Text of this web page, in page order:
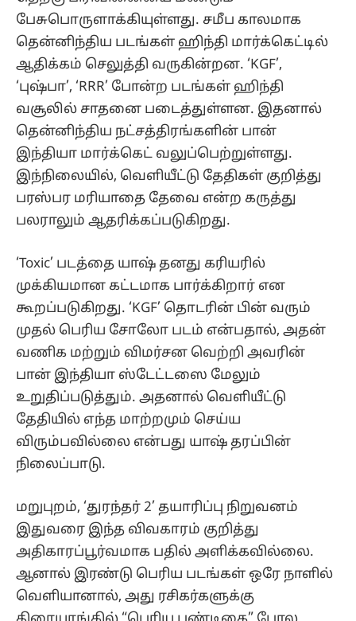
பேசுபொருளாக்கியுள்ளது. சமீப காலமாக
தென்னிந்திய படங்கள் ஹிந்தி மார்க்கெட்டில்
ஆதிக்கம் செலுத்தி வருகின்றன. ‘KGF’,
‘புஷ்பா’, ‘RRR’ போன்ற படங்கள் ஹிந்தி
வசூலில் சாதனை படைத்துள்ளன. இதனால்
தென்னிந்திய நட்சத்திரங்களின் பான்
இந்தியா மார்க்கெட் வலுப்பெற்றுள்ளது.
இந்நிலையில், வெளியீட்டு தேதிகள் குறித்து
பரஸ்பர மரியாதை தேவை என்ற கருத்து
பலராலும் ஆதரிக்கப்படுகிறது.
‘Toxic’ படத்தை யாஷ் தனது கரியரில்
முக்கியமான கட்டமாக பார்க்கிறார் என
கூறப்படுகிறது. ‘KGF’ தொடரின் பின் வரும்
முதல் பெரிய சோலோ படம் என்பதால், அதன்
வணிக மற்றும் விமர்சன வெற்றி அவரின்
பான் இந்தியா ஸ்டேட்டஸை மேலும்
உறுதிப்படுத்தும். அதனால் வெளியீட்டு
தேதியில் எந்த மாற்றமும் செய்ய
விரும்பவில்லை என்பது யாஷ் தரப்பின்
நிலைப்பாடு.
மறுபுறம், ‘துரந்தர் 2’ தயாரிப்பு நிறுவனம்
இதுவரை இந்த விவகாரம் குறித்து
அதிகாரப்பூர்வமாக பதில் அளிக்கவில்லை.
ஆனால் இரண்டு பெரிய படங்கள் ஒரே நாளில்
வெளியானால், அது ரசிகர்களுக்கு